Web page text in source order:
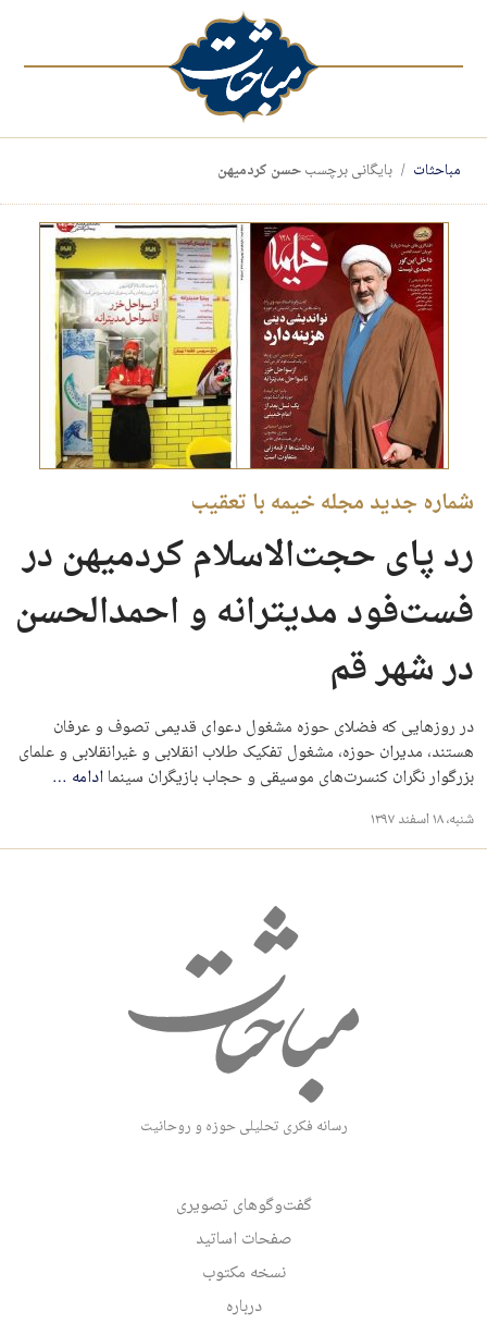
مباحثات بایگانی برچسبحسن کردمیهن
شماره جدید مجله خیمه با تعقیب
رد پای حجت‌الاسلام کردمیهن در
فست‌فود مدیترانه و احمدالحسن
در شهر قم
در روزهایی که فضلای حوزه مشغول دعوای قدیمی تصوف و عرفان
هستند،‌ مدیران حوزه، مشغول تفکیک طلاب انقلابی و غیرانقلابی و علمای
بزرگوار نگران کنسرت‌های موسیقی و حجاب بازیگران سینماادامه …
شنبه، ۱۸ اسفند ۱۳۹۷
رسانه فکری تحلیلی حوزه و روحانیت
گفت‌وگوهای تصویری
صفحات اساتید
نسخه مکتوب
درباره